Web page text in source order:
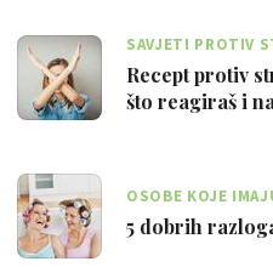
SAVJETI PROTIV
Recept protiv
što reagiraš i
OSOBE KOJE
DALEKO BRŽE SE
5 dobrih